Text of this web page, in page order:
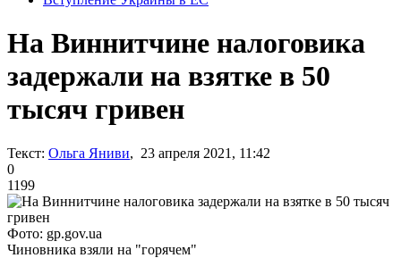
На Виннитчине налоговика
задержали на взятке в 50
тысяч гривен
Текст: Ольга Яниви, 23 апреля 2021, 11:42
0
1199
Фото: gp.gov.ua
Чиновника взяли на "горячем"